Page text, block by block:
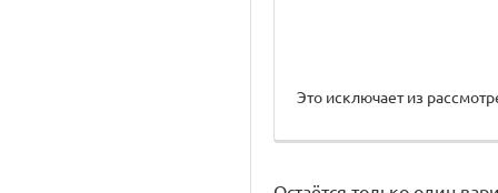
Это исключает из